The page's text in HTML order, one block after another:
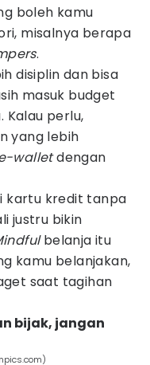
boleh kamu
misalnya berapa
.
disiplin dan bisa
masuk budget
Kalau perlu,
yang lebih
walletdengan
kartu kredit tanpa
justru bikin
belanja itu
kamu belanjakan,
saat tagihan
bijak, jangan